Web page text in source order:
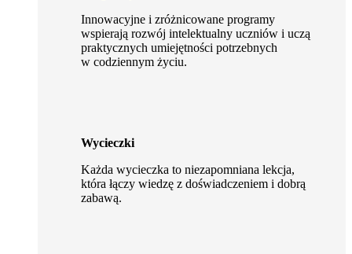
Innowacyjne i zróżnicowane programy
wspierają rozwój intelektualny uczniów i uczą
praktycznych umiejętności potrzebnych
w codziennym życiu.
Wycieczki
Każda wycieczka to niezapomniana lekcja,
która łączy wiedzę z doświadczeniem i dobrą
zabawą.